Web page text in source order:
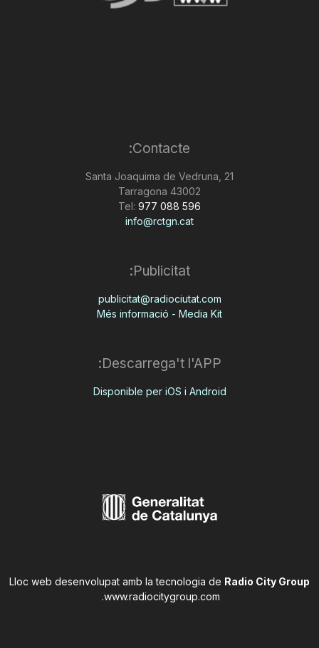
Contacte:
Santa Joaquima de Vedruna, 21
43002 Tarragona
Tel: 977 088 596
info@rctgn.cat
Publicitat:
publicitat@radiociutat.com
Més informació - Media Kit
Descarrega't l'APP:
Disponible per iOS i Android
Lloc web desenvolupat amb la tecnologia de Radio City Group
www.radiocitygroup.com
.